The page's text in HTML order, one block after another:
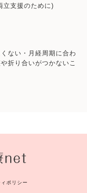
立支援のために)
ない・月経周期に合わ
折り合いがつかないこ
ポリシー